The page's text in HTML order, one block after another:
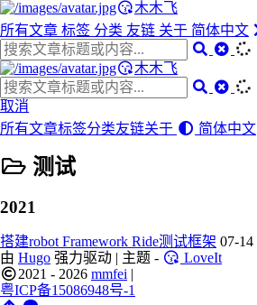
木木飞
所有文章 标签 分类 友链 关于 简体中文
木木飞
取消
所有文章标签分类友链关于 简体中文
测试
2021
搭建robot Framework Ride测试框架 07-14
由 Hugo 强力驱动 | 主题 -
LoveIt
2021 - 2026 mmfei |
粤ICP备15086948号-1